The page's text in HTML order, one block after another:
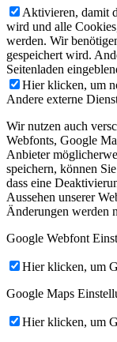
Aktivieren, damit
wird und alle
werden. Wir
gespeichert wird.
Seitenladen
Hier klicken, um
Andere externe
Wir nutzen auch
Webfonts, Google
Anbieter
speichern, können
dass eine
Aussehen unserer
Änderungen werden
Google Webfont
Hier klicken, um
Google Maps
Hier klicken, um